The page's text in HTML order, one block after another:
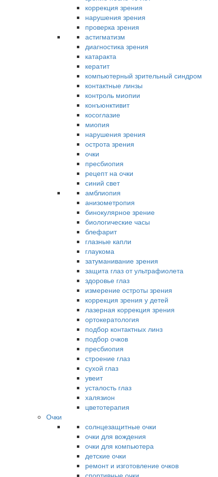
коррекция зрения
нарушения зрения
проверка зрения
астигматизм
диагностика зрения
катаракта
кератит
компьютерный зрительный синдром
контактные линзы
контроль миопии
конъюнктивит
косоглазие
миопия
нарушения зрения
острота зрения
очки
пресбиопия
рецепт на очки
синий свет
амблиопия
анизометропия
бинокулярное зрение
биологические часы
блефарит
глазные капли
глаукома
затуманивание зрения
защита глаз от ультрафиолета
здоровье глаз
измерение остроты зрения
коррекция зрения у детей
лазерная коррекция зрения
ортокератология
подбор контактных линз
подбор очков
пресбиопия
строение глаз
сухой глаз
увеит
усталость глаз
халязион
цветотерапия
Очки
солнцезащитные очки
очки для вождения
очки для компьютера
детские очки
ремонт и изготовление очков